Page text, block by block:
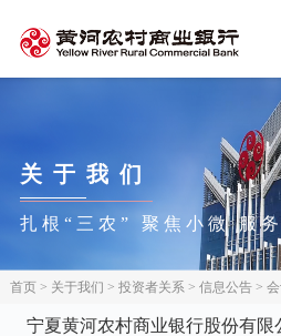
招
个人金融
公司金融
网络金融
三农金融
关于 我们
扎根“三农” 聚焦小微 服
首页> 关于我们 > 投资者关系> 信息公告>
宁夏黄河农村商业银行股份有限